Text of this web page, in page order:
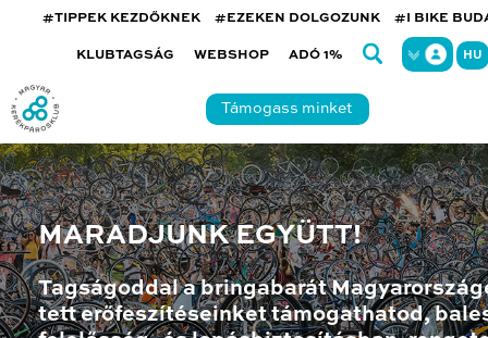
#TIPPEK KEZDŐKNEK #EZEKEN DOLGOZUNK #I BIKE
KLUBTAGSÁG WEBSHOP ADÓ 1% HU
Támogass minket
MARADJUNK EGYÜTT!
Tagságoddal a bringabarát
tett erőfeszítéseinket támogathatod,